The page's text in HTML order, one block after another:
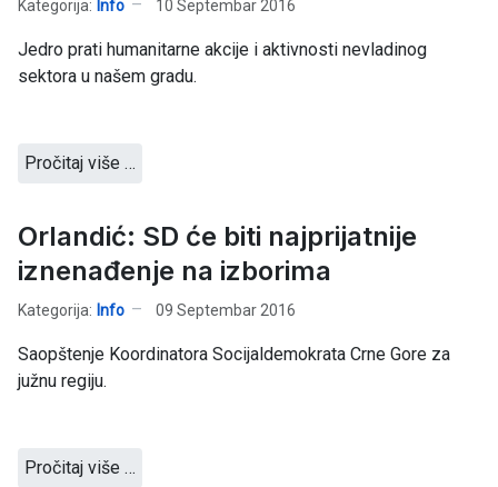
Kategorija: Info 10 Septembar 2016
Jedro prati humanitarne akcije i aktivnosti nevladinog
sektora u našem gradu.
Pročitaj više …
Orlandić: SD će biti najprijatnije
iznenađenje na izborima
Kategorija: Info 09 Septembar 2016
Saopštenje Koordinatora Socijaldemokrata Crne Gore za
južnu regiju.
Pročitaj više …